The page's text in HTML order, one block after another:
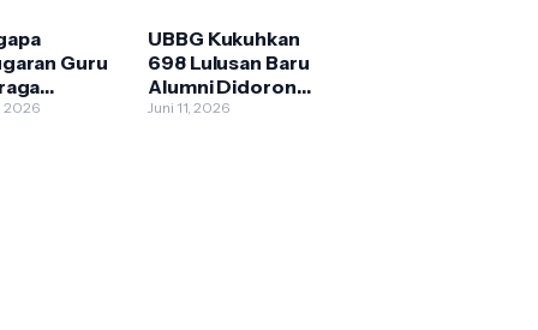
Bersama
Aceh
DPRK
Guru
2026
UBBG Kukuhkan
698 Lulusan Baru
Alumni Didorong
Menjawab
Juni 11, 2026